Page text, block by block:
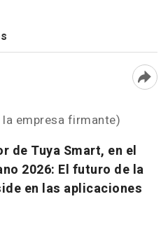
empresa firmante)
de Tuya Smart, en el
2026: El futuro de la
en las aplicaciones